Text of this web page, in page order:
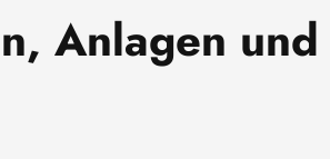
Anlagen und